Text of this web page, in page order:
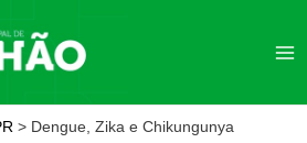
> Dengue, Zika e Chikungunya